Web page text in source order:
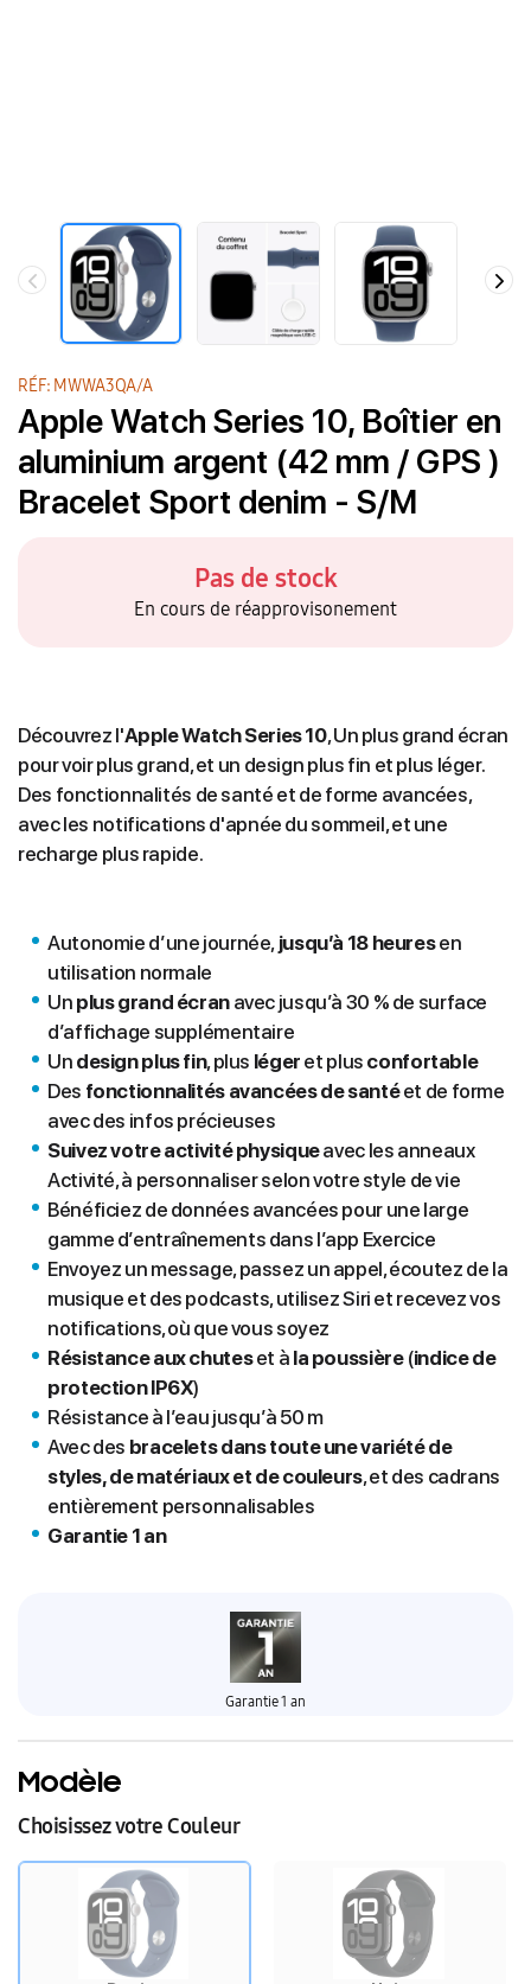
RÉF: MWWA3QA/A
Apple Watch Series 10, Boîtier en
aluminium argent (42 mm / GPS )
Bracelet Sport denim - S/M
Pas de stock
En cours de réapprovisonement
Découvrez l'Apple Watch Series 10, Un plus grand écran
pour voir plus grand, et un design plus fin et plus léger.
Des fonctionnalités de santé et de forme avancées,
avec les notifications d'apnée du sommeil, et une
recharge plus rapide.
Autonomie d’une journée, jusqu’à 18 heuresen
utilisation normale
Un plus grand écranavec jusqu’à 30 % de surface
d’affichage supplémentaire
Un design plus fin, plus léger et plus confortable
Des fonctionnalités avancées de santéet de forme
avec des infos précieuses
Suivez votre activité physiqueavec les anneaux
Activité, à personnaliser selon votre style de vie
Bénéficiez de données avancées pour une large
gamme d’entraînements dans l’app Exercice
Envoyez un message, passez un appel, écoutez de la
musique et des podcasts, utilisez Siri et recevez vos
notifications, où que vous soyez
Résistance aux chuteset à la poussière(indice de
protection IP6X)
Résistance à l’eau jusqu’à 50 m
Avec des bracelets dans toute une variété de
styles, de matériaux et de couleurs, et des cadrans
entièrement personnalisables
Garantie 1 an
Garantie 1 an
Modèle
Choisissez votre Couleur